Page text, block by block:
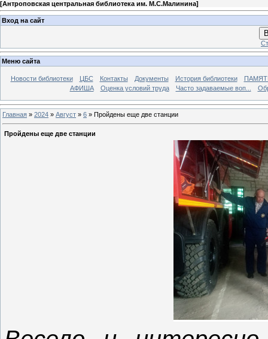
[Антроповская центральная библиотека им. М.С.Малинина]
Вход на сайт
Меню сайта
Новости библиотеки ЦБС Контакты Документы История библиотеки
АФИША
Оценка условий труда Часто задаваемые воп...
Главная » 2024 » Август » 6 » Пройдены еще две станции
Пройдены еще две станции